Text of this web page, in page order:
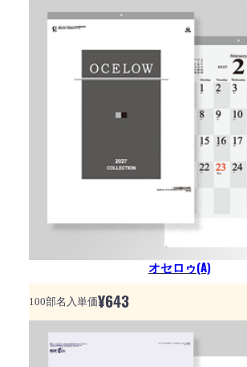
オセロゥ(A)
100部名入単価¥643